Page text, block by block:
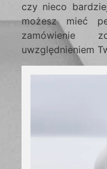
czy nieco
możesz mieć
zamówienie
uwzględnieniem